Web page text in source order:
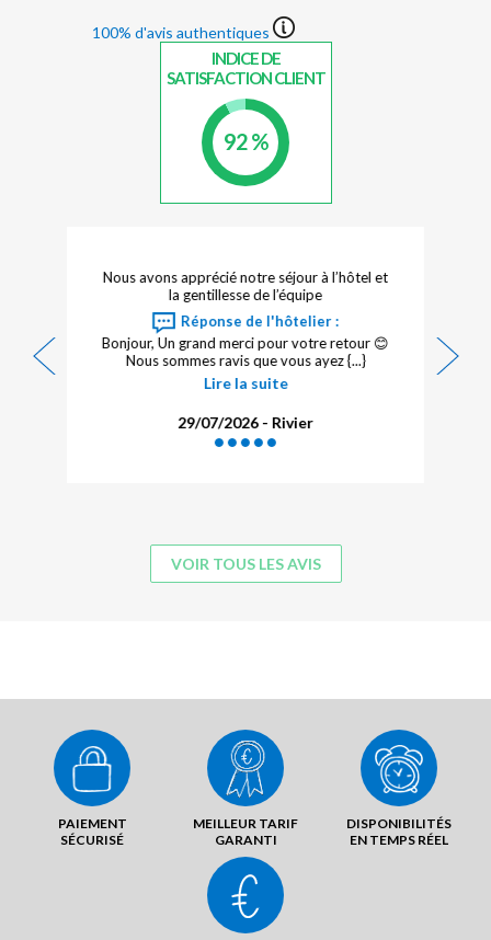
100% d'avis authentiques
INDICE DE
SATISFACTION CLIENT
92 %
Nous avons apprécié notre séjour à l’hôtel et
la gentillesse de l’équipe
Réponse de l'hôtelier :
Bonjour, Un grand merci pour votre retour 😊
Nous sommes ravis que vous ayez {...}
Lire la suite
29/07/2026 - Rivier
VOIR TOUS LES AVIS
PAIEMENT
SÉCURISÉ
MEILLEUR TARIF
GARANTI
DISPONIBILITÉS
EN TEMPS RÉEL